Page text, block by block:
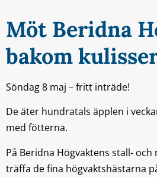
Möt Beridna
bakom
Söndag 8 maj – fritt inträde!
De äter hundratals äpplen i
med fötterna.
På Beridna Högvaktens stall-
träffa de fina högvaktshästarna